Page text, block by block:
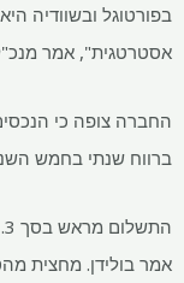
ובשוודיה היא בעלת
אמר מנכ"ל
בחמש השנים
התשלום
מחצית מהסכום